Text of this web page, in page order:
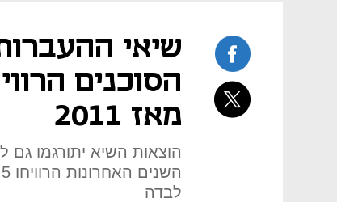
שיאי
הסוכנים
מאז 2011
הוצאות השיא יתורגמו
לבדה